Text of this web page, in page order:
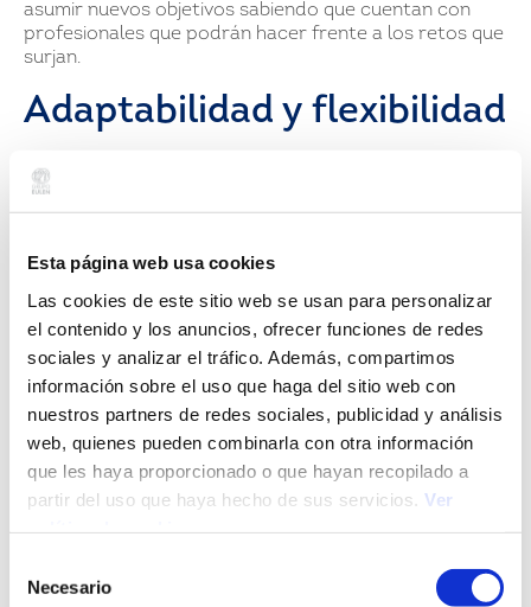
Esta página web usa cookies
Las cookies de este sitio web se usan para personalizar
el contenido y los anuncios, ofrecer funciones de redes
sociales y analizar el tráfico. Además, compartimos
información sobre el uso que haga del sitio web con
nuestros partners de redes sociales, publicidad y análisis
web, quienes pueden combinarla con otra información
que les haya proporcionado o que hayan recopilado a
partir del uso que haya hecho de sus servicios. Ver
Necesario
asumir nuevos objetivos sabiendo que cuentan con
profesionales que podrán hacer frente a los retos que
surjan.
Adaptabilidad y flexibilidad
Cualquier sector hoy en día mantiene una evolución
adaptabilidad y flexibilidad a las nuevas situaciones y a
los nuevos requisitos en un mismo puesto de trabajo,
para que la empresa y sus empleados puedan
mantener altos niveles de competitividad.
Inteligencia emocional
La inteligencia emocional es también clave, ya que
permite comunicarse correctamente con las
personas, teniendo en cuenta cómo se sienten y lo
en la empresa son también imprescindibles, ya que
pueden condicionar el ambiente laboral y la